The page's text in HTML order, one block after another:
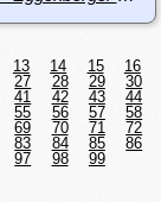
13 14 15
16
27 28 29
30
41 42 43
44
55 56 57
58
69 70 71
72
83 84 85
86
97 98
99